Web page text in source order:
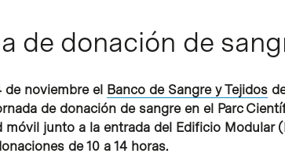
per cerrar
de donación de
de noviembre el Banco de Sangre y Tejidos
de donación de sangre en el Parc
móvil junto a la entrada del Edificio Modular
de 10 a 14 horas.